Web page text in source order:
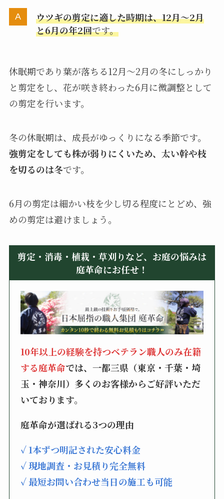
ウツギの剪定に適した時期は、12月～2月
と6月の年2回です。
休眠期であり葉が落ちる12月～2月の冬にしっかり
と剪定をし、花が咲き終わった6月に微調整として
の剪定を行います。
冬の休眠期は、成長がゆっくりになる季節です。
強剪定をしても株が弱りにくいため、太い幹や枝
を切るのは冬です。
6月の剪定は細かい枝を少し切る程度にとどめ、強
めの剪定は避けましょう。
剪定・消毒・植栽・草刈りなど、お庭の悩みは
庭革命にお任せ！
10年以上の経験を持つベテラン職人のみ在籍
する庭革命では、一都三県（東京・千葉・埼
玉・神奈川）多くのお客様からご好評いただ
いております。
庭革命が選ばれる3つの理由
✓ 1本ずつ明記された安心料金
✓ 現地調査・お見積り完全無料
✓ 最短お問い合わせ当日の施工も可能